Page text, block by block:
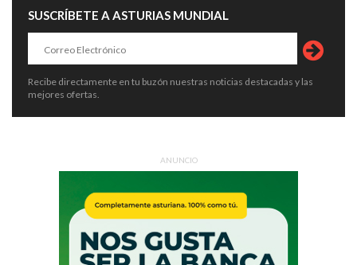
SUSCRÍBETE A ASTURIAS MUNDIAL
Recibe directamente en tu buzón nuestras noticias destacadas y las
mejores ofertas.
ANUNCIO